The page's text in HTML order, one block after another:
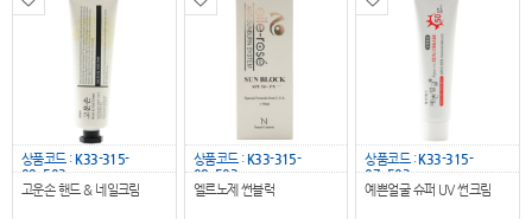
상품코드 : K33-315-
09_503
고운손 핸드 & 네일크림
상품코드 : K33-315-
08_503
엘르노제 썬블럭
상품코드 : K33-315-
07_503
예쁜얼굴 슈퍼 UV 썬크림